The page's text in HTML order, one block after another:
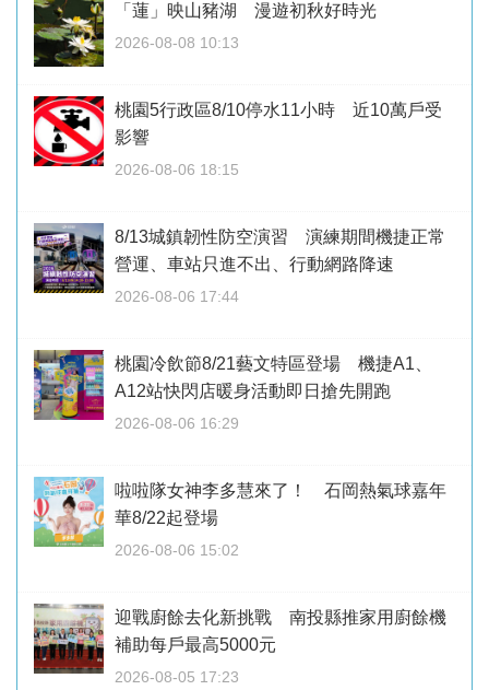
「蓮」映山豬湖 漫遊初秋好時光
2026-08-08 10:13
桃園5行政區8/10停水11小時 近10萬戶受
影響
2026-08-06 18:15
8/13城鎮韌性防空演習 演練期間機捷正常
營運、車站只進不出、行動網路降速
2026-08-06 17:44
桃園冷飲節8/21藝文特區登場 機捷A1、
A12站快閃店暖身活動即日搶先開跑
2026-08-06 16:29
啦啦隊女神李多慧來了！ 石岡熱氣球嘉年
華8/22起登場
2026-08-06 15:02
迎戰廚餘去化新挑戰 南投縣推家用廚餘機
補助每戶最高5000元
2026-08-05 17:23